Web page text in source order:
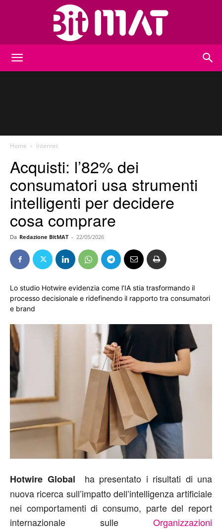
Home Internet
Acquisti: l’82% dei
consumatori usa strumenti
intelligenti per decidere
cosa comprare
Da Redazione BitMAT - 22/05/2026
Lo studio Hotwire evidenzia come l’IA stia trasformando il
processo decisionale e ridefinendo il rapporto tra consumatori
e brand
Hotwire Global ha presentato i risultati di una
nuova ricerca sull’impatto dell’intelligenza artificiale
nei comportamenti di consumo, parte del report
internazionale sulle Organizzazioni